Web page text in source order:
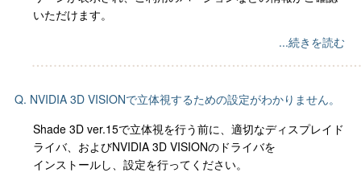
いただけます。
...続きを読む
Q. NVIDIA 3D VISIONで立体視するための設定がわかりません。
Shade 3D ver.15で立体視を行う前に、適切なディスプレイド
ライバ、およびNVIDIA 3D VISIONのドライバを
インストールし、設定を行ってください。